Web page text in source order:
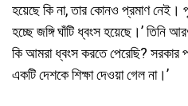
হয়েছে কি না, তার কোনও প্রমাণ নেই।
হচ্ছে জঙ্গি ঘাঁটি ধ্বংস হয়েছে।’ তিনি
কি আমরা ধ্বংস করতে পেরেছি? সরকার
একটি দেশকে শিক্ষা দেওয়া গেল না।’